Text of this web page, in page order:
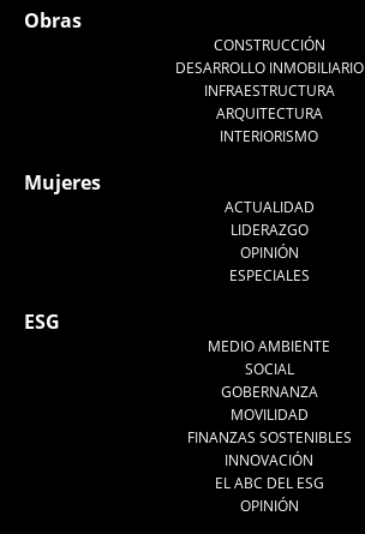
Obras
CONSTRUCCIÓN
DESARROLLO INMOBILIARIO
INFRAESTRUCTURA
ARQUITECTURA
INTERIORISMO
Mujeres
ACTUALIDAD
LIDERAZGO
OPINIÓN
ESPECIALES
ESG
MEDIO AMBIENTE
SOCIAL
GOBERNANZA
MOVILIDAD
FINANZAS SOSTENIBLES
INNOVACIÓN
EL ABC DEL ESG
OPINIÓN